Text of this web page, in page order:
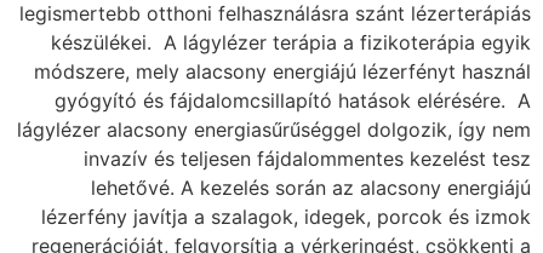
legismertebb otthoni felhasználásra szánt lézerterápiás
készülékei. A lágylézer terápia a fizikoterápia egyik
módszere, mely alacsony energiájú lézerfényt használ
gyógyító és fájdalomcsillapító hatások elérésére. A
lágylézer alacsony energiasűrűséggel dolgozik, így nem
invazív és teljesen fájdalommentes kezelést tesz
lehetővé. A kezelés során az alacsony energiájú
lézerfény javítja a szalagok, idegek, porcok és izmok
regenerációját, felgyorsítja a vérkeringést, csökkenti a